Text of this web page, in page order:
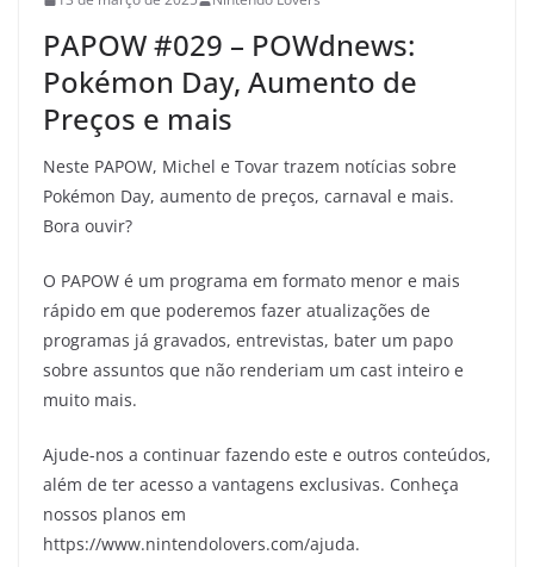
PAPOW #029 – POWdnews:
Pokémon Day, Aumento de
Preços e mais
Neste PAPOW, Michel e Tovar trazem notícias sobre
Pokémon Day, aumento de preços, carnaval e mais.
Bora ouvir?
O PAPOW é um programa em formato menor e mais
rápido em que poderemos fazer atualizações de
programas já gravados, entrevistas, bater um papo
sobre assuntos que não renderiam um cast inteiro e
muito mais.
Ajude-nos a continuar fazendo este e outros conteúdos,
além de ter acesso a vantagens exclusivas. Conheça
nossos planos em
https://www.nintendolovers.com/ajuda.